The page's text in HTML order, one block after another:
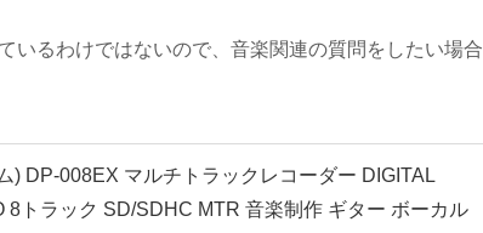
いるわけではないので、音楽関連の質問をしたい場合
) DP-008EX マルチトラックレコーダー DIGITAL
8トラック SD/SDHC MTR 音楽制作 ギター ボーカル